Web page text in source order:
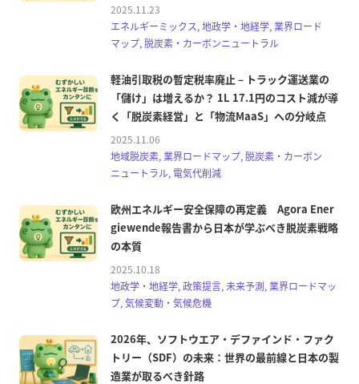
2025.11.23
エネルギーミックス, 地政学・地経学, 業界ロード
マップ, 脱炭素・カーボンニュートラル
軽油引取税の暫定税率廃止 – トラック運送業の
「儲け」は増えるか？ 1L 17.1円のコスト減が導
く「脱炭素経営」と「物流MaaS」への分岐点
2025.11.06
地域脱炭素, 業界ロードマップ, 脱炭素・カーボン
ニュートラル, 電気代削減
欧州エネルギー安全保障の再定義 Agora Ener
giewende報告書から日本が学ぶべき脱炭素戦略
の本質
2025.10.18
地政学・地経学, 政策提言, 未来予測, 業界ロードマッ
プ, 気候変動・気候危機
2026年、ソフトウエア・デファインド・ファク
トリー（SDF）の未来：世界の最前線と日本の製
造業が取るべき針路